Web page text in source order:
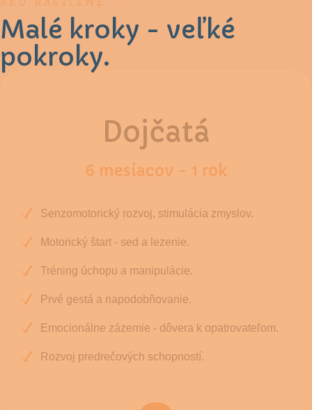
Malé kroky - veľké
pokroky.
Dojčatá
6 mesiacov - 1 rok
Senzomotorický rozvoj, stimulácia zmyslov.
Motorický štart - sed a lezenie.
Tréning úchopu a manipulácie.
Prvé gestá a napodobňovanie.
Emocionálne zázemie - dôvera k opatrovateľom.
Rozvoj predrečových schopností.